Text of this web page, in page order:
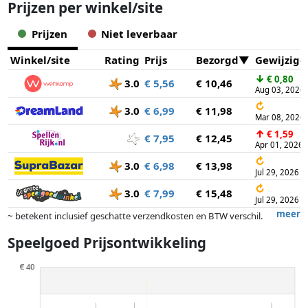
Prijzen per winkel/site
Prijzen
Niet leverbaar
Winkel/site
Rating Prijs Bezorgd
Gewijzigd
3.0 € 5,56 € 10,46 ↓ € 0,80
Aug 03, 2026
3.0 € 6,99 € 11,98 ↻
Mar 08, 2026
€ 7,95 € 12,45 ↑ € 1,59
Apr 01, 2026
3.0 € 6,98 € 13,98 ↻
Jul 29, 2026
3.0 € 7,99 € 15,48 ↻
Jul 29, 2026
meer
~ betekent inclusief geschatte verzendkosten en BTW verschil.
gewicht.
Speelgoed Prijsontwikkeling